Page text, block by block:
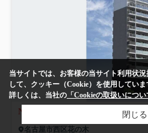
NEW
名古屋市西区花の木
当サイトでは、お客様の当サイト利用状
して、クッキー（Cookie）を使用していま
詳しくは、当社の 「Cookieの取扱いにつ
閉じる